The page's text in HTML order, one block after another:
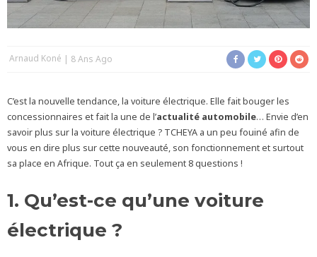
Arnaud Koné 8 Ans Ago
C’est la nouvelle tendance, la voiture électrique. Elle fait bouger les
concessionnaires et fait la une de l’actualité automobile… Envie d’en
savoir plus sur la voiture électrique ? TCHEYA a un peu fouiné afin de
vous en dire plus sur cette nouveauté, son fonctionnement et surtout
sa place en Afrique. Tout ça en seulement 8 questions !
1. Qu’est-ce qu’une voiture
électrique ?